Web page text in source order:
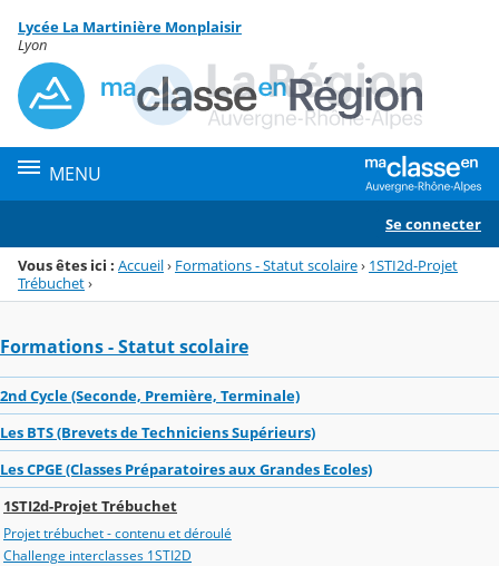
Menu de la rubrique
Contenu
Lycée La Martinière Monplaisir
Lyon
MENU
Se connecter
Vous êtes ici : Accueil› Formations - Statut scolaire› 1STI2d-Projet
Trébuchet›
Formations - Statut scolaire
2nd Cycle (Seconde, Première, Terminale)
Les BTS (Brevets de Techniciens Supérieurs)
Les CPGE (Classes Préparatoires aux Grandes Ecoles)
1STI2d-Projet Trébuchet
Projet trébuchet - contenu et déroulé
Challenge interclasses 1STI2D